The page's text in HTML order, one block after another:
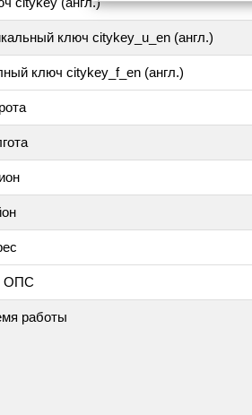
ключ citykey_u_en (англ.)
ключ citykey_f_en (англ.)
ОПС
работы